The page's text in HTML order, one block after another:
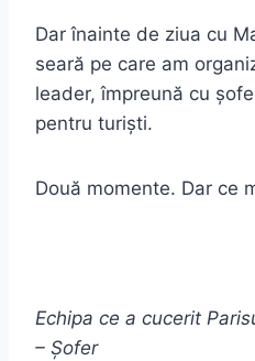
Dar înainte de ziua cu
seară pe care am
leader, împreună cu
pentru turiști.
Două momente. Dar ce
Echipa ce a cucerit
– Șofer